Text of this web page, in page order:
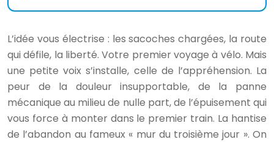
L’idée vous électrise : les sacoches chargées, la route
qui défile, la liberté. Votre premier voyage à vélo. Mais
une petite voix s’installe, celle de l’appréhension. La
peur de la douleur insupportable, de la panne
mécanique au milieu de nulle part, de l’épuisement qui
vous force à monter dans le premier train. La hantise
de l’abandon au fameux « mur du troisième jour ». On